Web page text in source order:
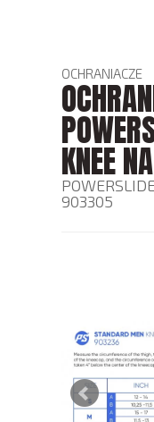
OCHRANIACZE
KNEE
903305